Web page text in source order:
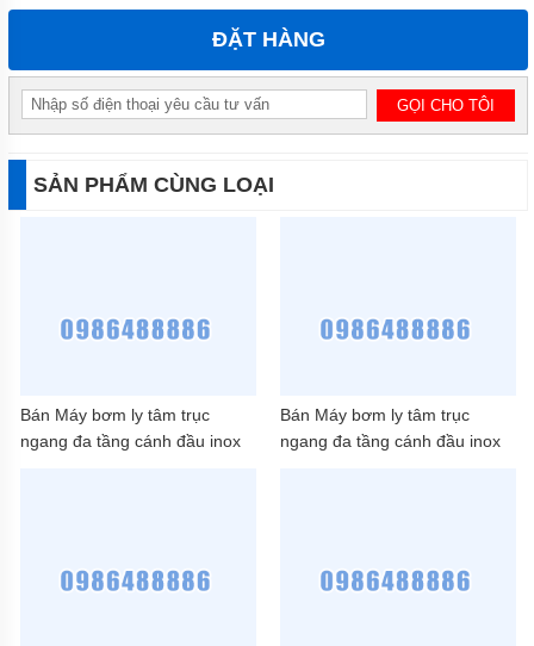
BƠM
CÔNG
NGHIỆP
THIỆU
SẢN
PHẨM
ĐẶT HÀNG
SẢN PHẨM CÙNG LOẠI
Bán Máy bơm ly tâm trục
ngang đa tầng cánh đầu inox
Bán Máy bơm ly tâm trục
ngang đa tầng cánh đầu inox